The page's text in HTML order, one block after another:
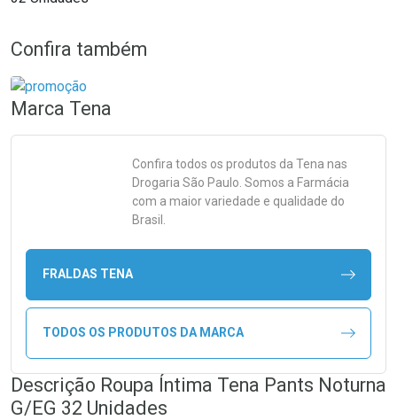
Confira também
Marca Tena
Confira todos os produtos da Tena nas
Drogaria São Paulo. Somos a Farmácia
com a maior variedade e qualidade do
Brasil.
FRALDAS TENA
TODOS OS PRODUTOS DA MARCA
Descrição Roupa Íntima Tena Pants Noturna
G/EG 32 Unidades